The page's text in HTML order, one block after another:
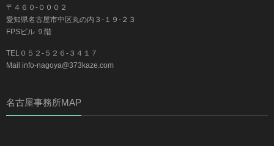
〒４６０-０００２
愛知県名古屋市中区丸の内３-１９-２３
FPSビル ９階
TEL０５２-５２６-３４１７
Mail info-nagoya@373kaze.com
名古屋事務所MAP